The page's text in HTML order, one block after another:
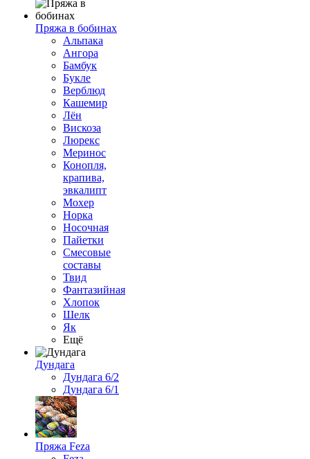
Пряжа в бобинах
Альпака
Ангора
Бамбук
Букле
Верблюд
Кашемир
Лён
Вискоза
Люрекс
Меринос
Конопля,
крапива,
эвкалипт
Мохер
Норка
Носочная
Пайетки
Смесовые
составы
Твид
Фантазийная
Хлопок
Шелк
Як
Ещё
Дундага
Дундага 6/2
Дундага 6/1
Пряжа Feza